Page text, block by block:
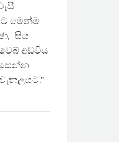
මෙන්ම
සිය
අඩවිය